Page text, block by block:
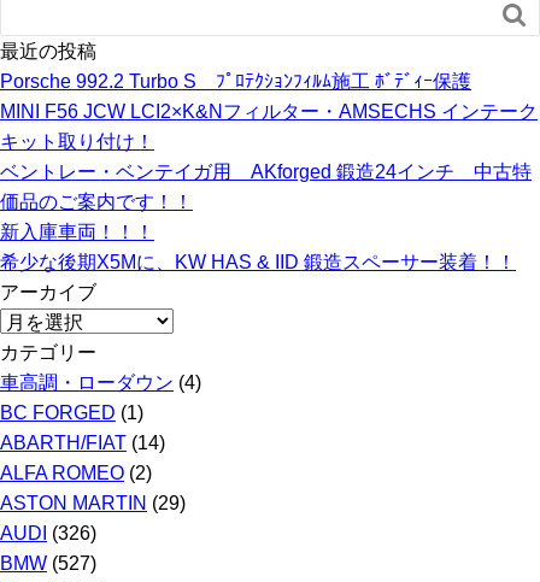

最近の投稿
Porsche 992.2 Turbo S ﾌﾟﾛﾃｸｼｮﾝﾌｨﾙﾑ施工 ﾎﾞﾃﾞｨｰ保護
MINI F56 JCW LCI2×K&Nフィルター・AMSECHS インテーク
キット取り付け！
ベントレー・ベンテイガ用 AKforged 鍛造24インチ 中古特
価品のご案内です！！
新入庫車両！！！
希少な後期X5Mに、KW HAS & IID 鍛造スペーサー装着！！
アーカイブ
ア
ー
カ
イ
ブ
カテゴリー
車高調・ローダウン (4)
BC FORGED (1)
ABARTH/FIAT (14)
ALFA ROMEO (2)
ASTON MARTIN (29)
AUDI (326)
BMW (527)